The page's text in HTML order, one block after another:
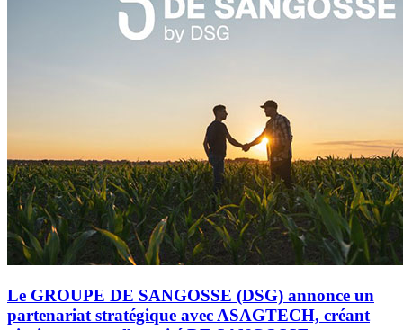
Le GROUPE DE SANGOSSE (DSG) annonce un
partenariat stratégique avec ASAGTECH, créant